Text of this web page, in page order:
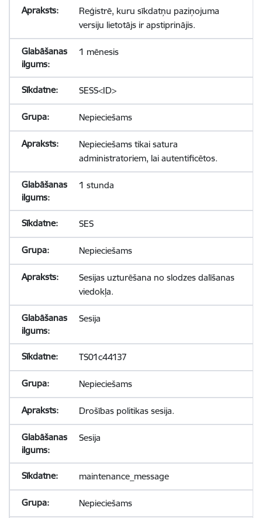
Reģistrē, kuru sīkdatņu paziņojuma
versiju lietotājs ir apstiprinājis.
1 mēnesis
SESS<ID>
Nepieciešams
Nepieciešams tikai satura
administratoriem, lai autentificētos.
1 stunda
SES
Nepieciešams
Sesijas uzturēšana no slodzes dalīšanas
viedokļa.
Sesija
TS01c44137
Nepieciešams
Drošības politikas sesija.
Sesija
maintenance_message
Nepieciešams